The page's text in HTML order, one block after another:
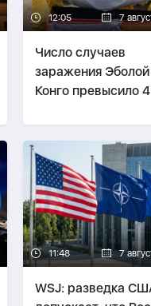
12:05 7
Число случаев
заражения
Конго превысило 4
11:48 7
WSJ: разведка